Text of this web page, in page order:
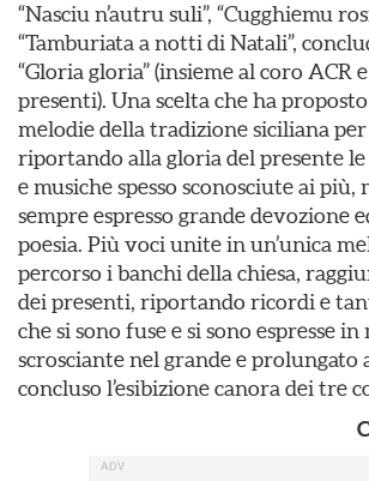
“Nasciu n’autru suli”, “Cugghiemu
“Tamburiata a notti di Natali”,
“Gloria gloria” (insieme al coro ACR
presenti). Una scelta che ha
melodie della tradizione siciliana
riportando alla gloria del presente
e musiche spesso sconosciute ai più,
sempre espresso grande devozione
poesia. Più voci unite in un’unica
percorso i banchi della chiesa,
dei presenti, riportando ricordi e
che si sono fuse e si sono espresse
scrosciante nel grande e prolungato
concluso l’esibizione canora dei tre